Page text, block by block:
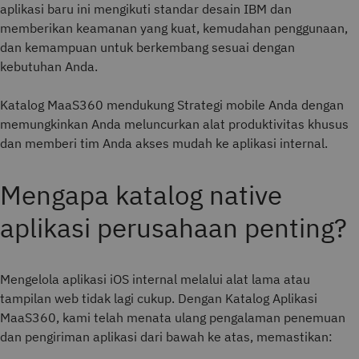
aplikasi baru ini mengikuti standar desain IBM dan
memberikan keamanan yang kuat, kemudahan penggunaan,
dan kemampuan untuk berkembang sesuai dengan
kebutuhan Anda.
Katalog MaaS360 mendukung Strategi mobile Anda dengan
memungkinkan Anda meluncurkan alat produktivitas khusus
dan memberi tim Anda akses mudah ke aplikasi internal.
Mengapa katalog native
aplikasi perusahaan penting?
Mengelola aplikasi iOS internal melalui alat lama atau
tampilan web tidak lagi cukup. Dengan Katalog Aplikasi
MaaS360, kami telah menata ulang pengalaman penemuan
dan pengiriman aplikasi dari bawah ke atas, memastikan: